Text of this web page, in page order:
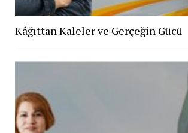
Kâğıttan Kaleler ve Gerçeğin Gücü